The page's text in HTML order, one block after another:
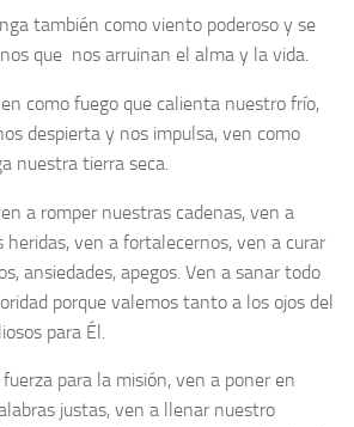
también como viento poderoso y se
que nos arruinan el alma y la vida.
como fuego que calienta nuestro frío,
despierta y nos impulsa, ven como
nuestra tierra seca.
a romper nuestras cadenas, ven a
heridas, ven a fortalecernos, ven a curar
ansiedades, apegos. Ven a sanar todo
porque valemos tanto a los ojos del
para Él.
para la misión, ven a poner en
justas, ven a llenar nuestro